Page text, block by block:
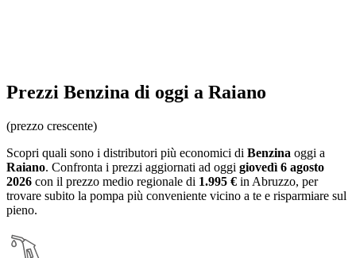
Prezzi Benzina di oggi a Raiano
(prezzo crescente)
Scopri quali sono i distributori più economici di Benzina oggi a
Raiano. Confronta i prezzi aggiornati ad oggi giovedì 6 agosto
2026 con il prezzo medio regionale di 1.995 € in Abruzzo, per
trovare subito la pompa più conveniente vicino a te e risparmiare sul
pieno.